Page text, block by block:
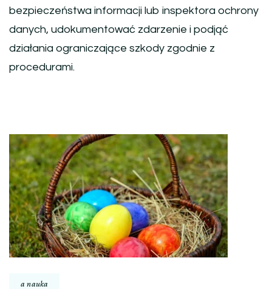
bezpieczeństwa informacji lub inspektora ochrony
danych, udokumentować zdarzenie i podjąć
działania ograniczające szkody zgodnie z
procedurami.
Nawigacja
wpisu
a nauka